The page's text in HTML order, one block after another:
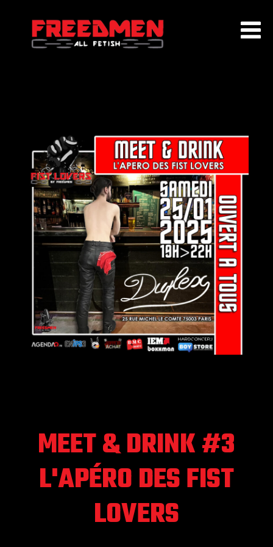
EVENEMENTS
AGENDA
ADHÉSION
PARTENAIRES
CONTACT
MEET & DRINK #3
L'APÉRO DES FIST
LOVERS